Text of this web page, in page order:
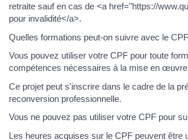
retraite sauf en cas de <a href="https://
pour invalidité</a>.
Quelles formations peut-on suivre avec le
Vous pouvez utiliser votre CPF pour toute
compétences nécessaires à la mise en
Ce projet peut s'inscrire dans le cadre de la
reconversion professionnelle.
Vous ne pouvez pas utiliser votre CPF pour
Les heures acquises sur le CPF peuvent